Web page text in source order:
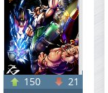
150 21